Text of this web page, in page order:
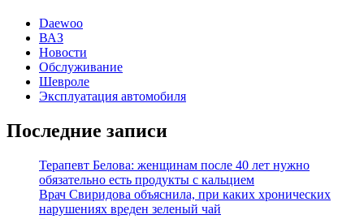
Daewoo
ВАЗ
Новости
Обслуживание
Шевроле
Эксплуатация автомобиля
Последние записи
Терапевт Белова: женщинам после 40 лет нужно
обязательно есть продукты с кальцием
Врач Свиридова объяснила, при каких хронических
нарушениях вреден зеленый чай